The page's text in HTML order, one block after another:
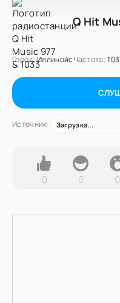
Q Hit
Город:ИллинойсЧастота:
Источник: Загрузка...
0 0 0